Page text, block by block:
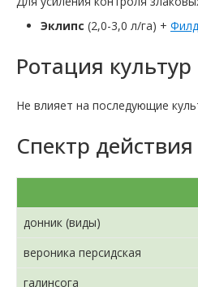
Эклипс (2,0-3,0 л/га) +
Ротация
Не влияет на последующие
Спектр
донник (виды)
вероника персидская
галинсога